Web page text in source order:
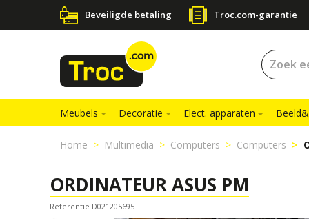
Beveiligde betaling Troc.com-garantie
Meubels Decoratie Elect. apparaten
Home Multimedia Computers Computers
ORDINATEUR ASUS PM
Referentie D021205695